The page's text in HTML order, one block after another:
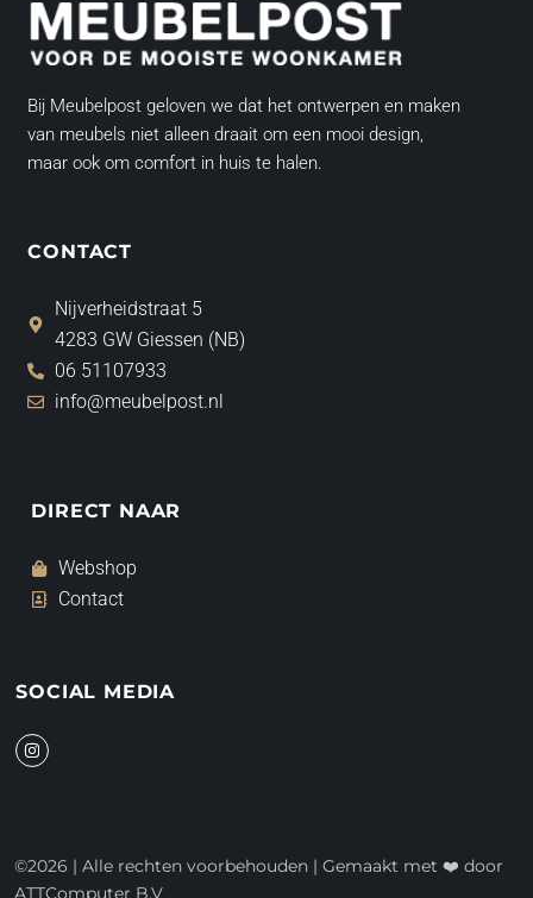
Bij Meubelpost geloven we dat het ontwerpen en maken
van meubels niet alleen draait om een mooi design,
maar ook om comfort in huis te halen.
CONTACT
Nijverheidstraat 5
4283 GW Giessen (NB)
06 51107933
info@meubelpost.nl
DIRECT NAAR
Webshop
Contact
SOCIAL MEDIA
I
n
s
a
m
©2026 | Alle rechten voorbehouden | Gemaakt met ❤️ door
ATTComputer B.V